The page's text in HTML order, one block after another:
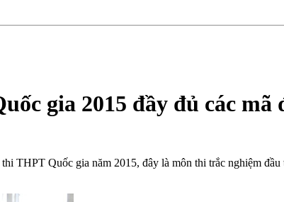
gia 2015 đầy đủ các mã
THPT Quốc gia năm 2015, đây là môn thi trắc nghiệm